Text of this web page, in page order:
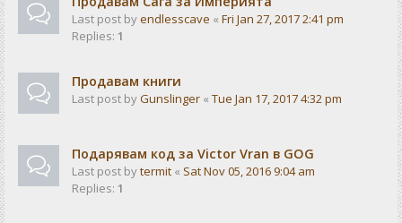
Last post byendlesscave « Fri Jan 27, 2017 2:41 pm
Replies: 1
Продавам книги
Last post byGunslinger « Tue Jan 17, 2017 4:32 pm
Подарявам код за Victor Vran в GOG
Last post bytermit « Sat Nov 05, 2016 9:04 am
Replies: 1